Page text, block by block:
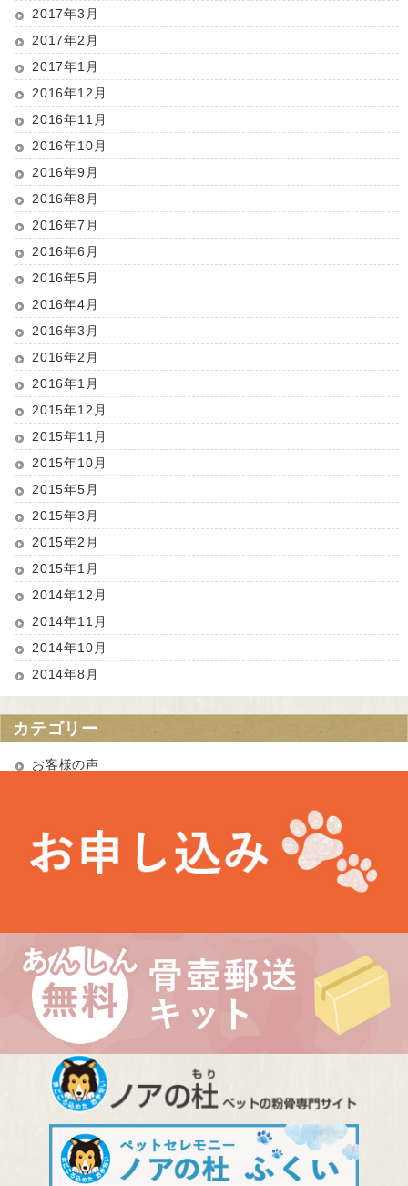
2017年3月
2017年2月
2017年1月
2016年12月
2016年11月
2016年10月
2016年9月
2016年8月
2016年7月
2016年6月
2016年5月
2016年4月
2016年3月
2016年2月
2016年1月
2015年12月
2015年11月
2015年10月
2015年5月
2015年3月
2015年2月
2015年1月
2014年12月
2014年11月
2014年10月
2014年8月
カテゴリー
お客様の声
最近の投稿
埼玉県 Kさま（あかりちゃん・きなりちゃん）
千葉県 Uさま（エルフちゃん・ソルシエールちゃん）
愛知県 Kさま（Litoちゃん）
東京都 Aさま（ミンスちゃん）